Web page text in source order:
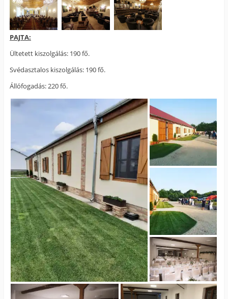
PAJTA:
Ültetett kiszolgálás: 190 fő.
Svédasztalos kiszolgálás: 190 fő.
Állófogadás: 220 fő.